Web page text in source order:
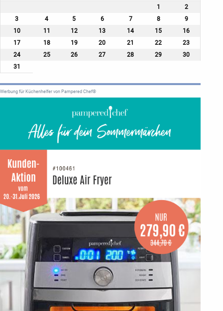
1
2
3
4 5 6 7 8
9
10
11 12 13 14 15
16
17
18 19 20 21 22
23
24
25 26 27 28 29
30
31
Werbung für Küchenhelfer von Pampered Chef®